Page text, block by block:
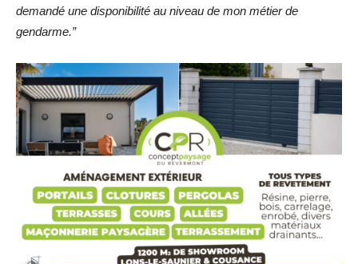
demandé une disponibilité au niveau de mon métier de
gendarme.”